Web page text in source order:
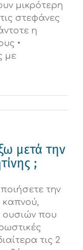
μικρότερη
στεφάνες
η
•
με
μετά την
;
την
καπνού,
ουσιών που
τις 2